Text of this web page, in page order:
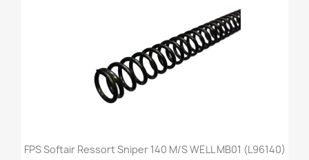
FPS Softair Ressort Sniper 140 M/s WELL MB01 (L96140)